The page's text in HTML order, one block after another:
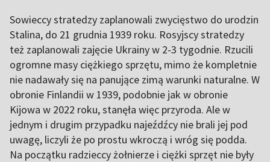
Sowieccy stratedzy zaplanowali zwycięstwo do urodzin
Stalina, do 21 grudnia 1939 roku. Rosyjscy stratedzy
też zaplanowali zajęcie Ukrainy w 2-3 tygodnie. Rzucili
ogromne masy ciężkiego sprzętu, mimo że kompletnie
nie nadawały się na panujące zimą warunki naturalne. W
obronie Finlandii w 1939, podobnie jak w obronie
Kijowa w 2022 roku, stanęła więc przyroda. Ale w
jednym i drugim przypadku najeźdźcy nie brali jej pod
uwagę, liczyli że po prostu wkroczą i wróg się podda.
Na początku radzieccy żołnierze i ciężki sprzęt nie były